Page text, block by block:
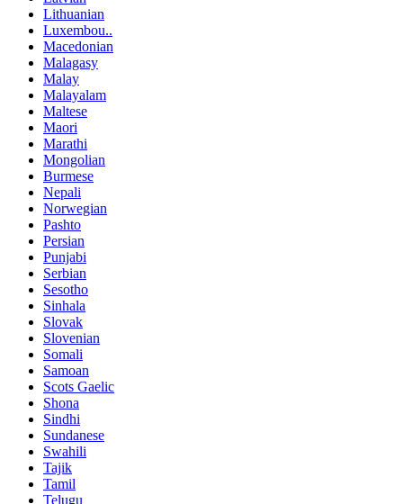
Lithuanian
Luxembou..
Macedonian
Malagasy
Malay
Malayalam
Maltese
Maori
Marathi
Mongolian
Burmese
Nepali
Norwegian
Pashto
Persian
Punjabi
Serbian
Sesotho
Sinhala
Slovak
Slovenian
Somali
Samoan
Scots Gaelic
Shona
Sindhi
Sundanese
Swahili
Tajik
Tamil
Telugu